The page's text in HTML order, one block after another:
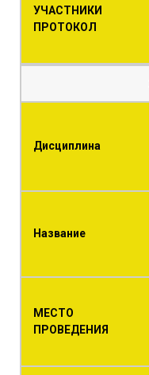
УЧАСТНИКИ
ПРОТОКОЛ
Дисциплина
Название
МЕСТО
ПРОВЕДЕНИЯ